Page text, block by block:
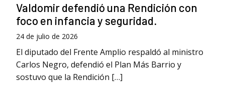
Valdomir defendió una Rendición con
foco en infancia y seguridad.
24 de julio de 2026
El diputado del Frente Amplio respaldó al ministro
Carlos Negro, defendió el Plan Más Barrio y
sostuvo que la Rendición […]